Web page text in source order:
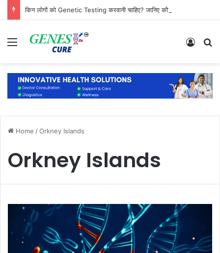
Menu Log In
Home /Orkney Islands
Orkney Islands